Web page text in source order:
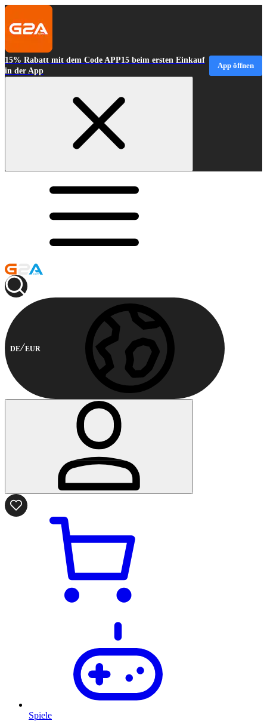
15% Rabatt mit dem Code APP15 beim ersten Einkauf
in der App
App öffnen
DE EUR
Spiele